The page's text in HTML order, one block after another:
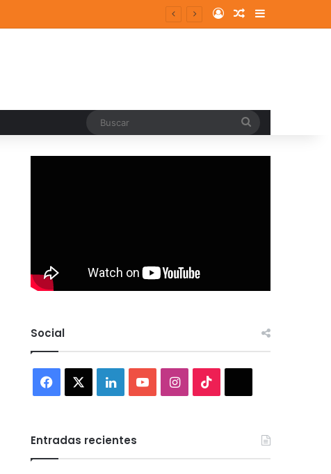
Log InRandom Article
Sidebar
Social
Facebook LinkedInYouTubeInstagram
Entradas recientes